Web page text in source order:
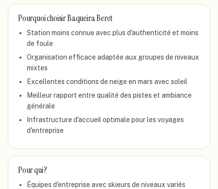
Pourquoi choisirBaqueira Beret
Station moins connue avec plus d'authenticité et moins
de foule
Organisation efficace adaptée aux groupes de niveaux
mixtes
Excellentes conditions de neige en mars avec soleil
Meilleur rapport entre qualité des pistes et ambiance
générale
Infrastructure d'accueil optimale pour les voyages
d'entreprise
Pour qui ?
Équipes d'entreprise avec skieurs de niveaux variés